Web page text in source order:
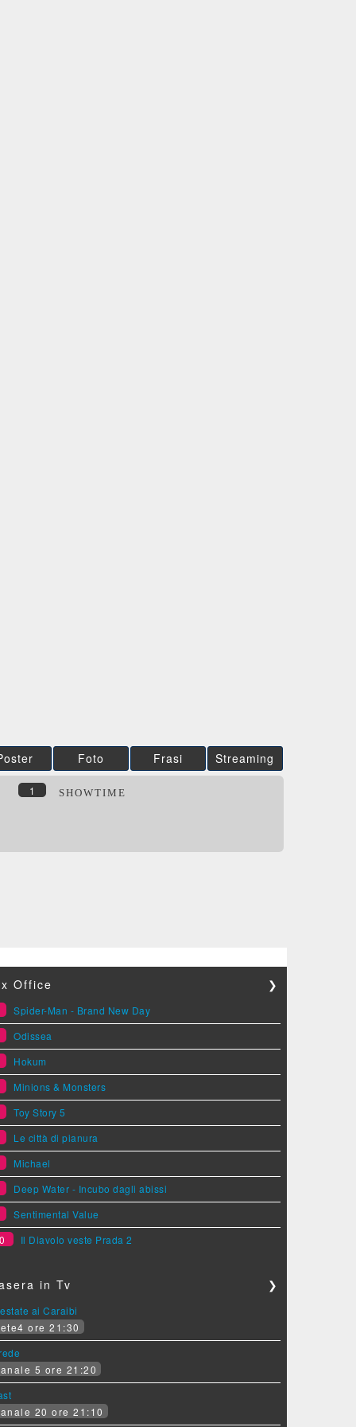
Foto Frasi Streaming
1 SHOWTIME
Office ❯
Spider-Man - Brand New Day
Odissea
Hokum
Minions & Monsters
Toy Story 5
Le città di pianura
Michael
Deep Water - Incubo dagli abissi
Sentimental Value
Il Diavolo veste Prada 2
in Tv ❯
ai Caraibi
ore 21:30
5 ore 21:20
20 ore 21:10